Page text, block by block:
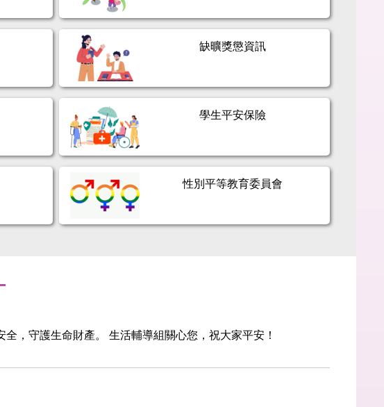
缺曠獎懲資訊
學生平安保險
性別平等教育委員會
，守護生命財產。 生活輔導組關心您，祝大家平安！